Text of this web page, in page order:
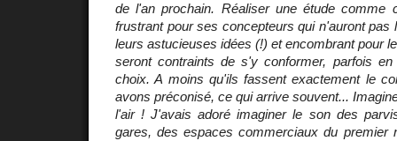
de l'an prochain. Réaliser une étude comme
frustrant pour ses concepteurs qui n'auront pas
leurs astucieuses idées (!) et encombrant pour
seront contraints de s'y conformer, parfois
choix. A moins qu'ils fassent exactement le
avons préconisé, ce qui arrive souvent...
l'air ! J'avais adoré imaginer le son des
gares, des espaces commerciaux du premier